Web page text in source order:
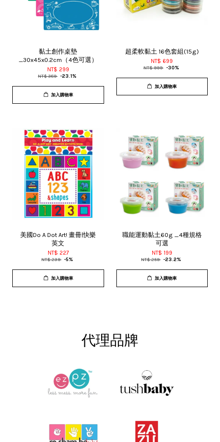
黏土創作桌墊
_30x45x0.2cm（4色可選）
NT$ 299
NT$ 389 -23.1%
加入購物車
超柔軟黏土 16色套組(15g)
NT$ 699
NT$ 999 -30%
加入購物車
美國Do A Dot Art! 畫冊|快樂
英文
NT$ 227
NT$ 239 -5%
加入購物車
職能運動黏土60g _4種規格
可選
NT$ 199
NT$ 259 -23.2%
加入購物車
代理品牌